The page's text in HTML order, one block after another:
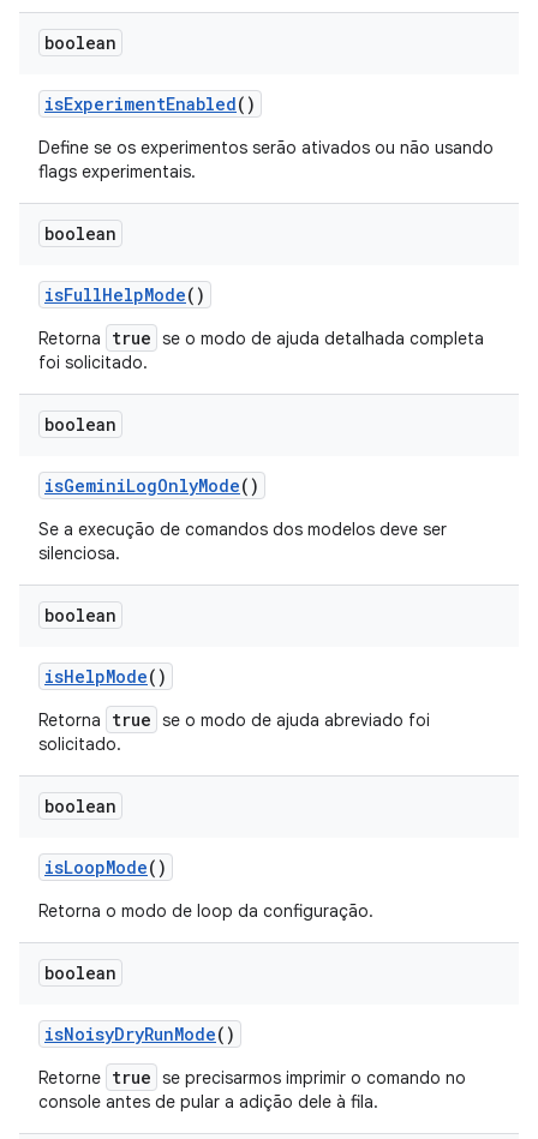
boolean
isExperimentEnabled()
Define se os experimentos serão ativados ou não usando
flags experimentais.
boolean
isFullHelpMode()
Retorna true se o modo de ajuda detalhada completa
foi solicitado.
boolean
isGeminiLogOnlyMode()
Se a execução de comandos dos modelos deve ser
silenciosa.
boolean
isHelpMode()
Retorna true se o modo de ajuda abreviado foi
solicitado.
boolean
isLoopMode()
Retorna o modo de loop da configuração.
boolean
isNoisyDryRunMode()
Retorne true se precisarmos imprimir o comando no
console antes de pular a adição dele à fila.